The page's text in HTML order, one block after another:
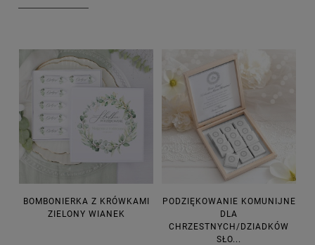
BOMBONIERKA Z KRÓWKAMI
ZIELONY WIANEK
PODZIĘKOWANIE KOMUNIJNE
DLA
CHRZESTNYCH/DZIADKÓW
SŁO...